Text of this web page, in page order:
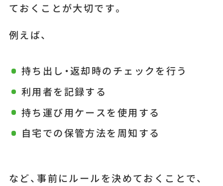
ておくことが大切です。
例えば、
持ち出し・返却時のチェックを行う
利用者を記録する
持ち運び用ケースを使用する
自宅での保管方法を周知する
など、事前にルールを決めておくことで、